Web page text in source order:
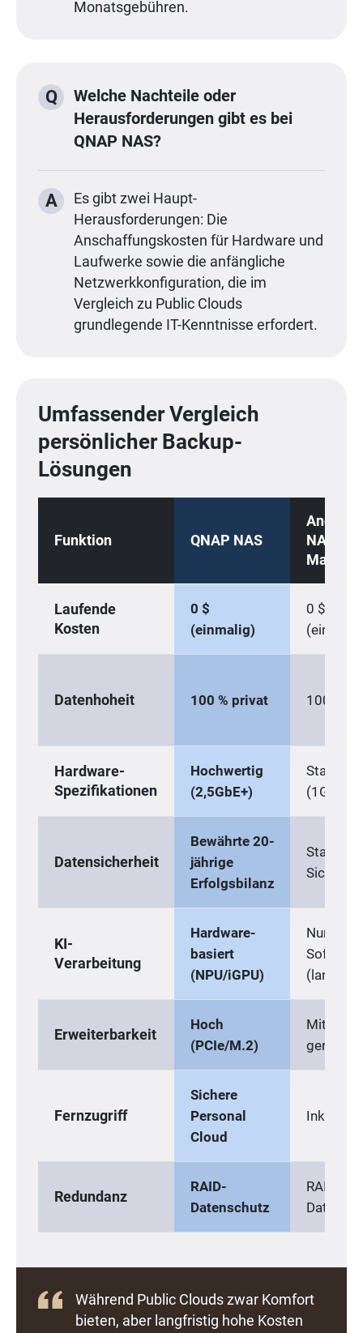
Monatsgebühren.
Q
Welche Nachteile oder
Herausforderungen gibt es bei
QNAP NAS?
A
Es gibt zwei Haupt-
Herausforderungen: Die
Anschaffungskosten für Hardware und
Laufwerke sowie die anfängliche
Netzwerkkonfiguration, die im
Vergleich zu Public Clouds
grundlegende IT-Kenntnisse erfordert.
Umfassender Vergleich
persönlicher Backup-
Lösungen
Funktion QNAP NAS
Andere
NAS-
Marken
Laufende
Kosten
0 $
(einmalig)
0 $
Datenhoheit 100 % privat 100 %
Hardware-
Spezifikationen
Hochwertig
(2,5GbE+)
Standard
(1GbE)
Datensicherheit
Bewährte 20-
jährige
Erfolgsbilanz
KI-
Verarbeitung
Hardware-
basiert
(NPU/iGPU)
Nur
Software
Erweiterbarkeit
Hoch
(PCIe/M.2)
Mittel bis
gering
Fernzugriff
Sichere
Personal
Cloud
Inklusive
Redundanz
RAID-
Datenschutz
RAID-
Während Public Clouds zwar Komfort
bieten, aber langfristig hohe Kosten